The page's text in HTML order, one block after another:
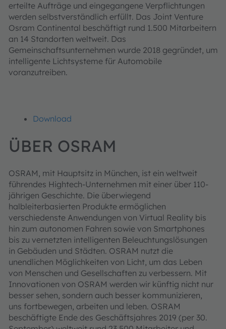
erteilte Aufträge und eingegangene Verpflichtungen
werden selbstverständlich erfüllt. Das Joint Venture
Osram Continental beschäftigt rund 1.500 Mitarbeitern
an 14 Standorten weltweit. Das
Gemeinschaftsunternehmen wurde 2018 gegründet, um
intelligente Lichtsysteme für Automobile
voranzutreiben.
Download
ÜBER OSRAM
OSRAM, mit Hauptsitz in München, ist ein weltweit
führendes Hightech-Unternehmen mit einer über 110-
jährigen Geschichte. Die überwiegend
halbleiterbasierten Produkte ermöglichen
verschiedenste Anwendungen von Virtual Reality bis
hin zum autonomen Fahren sowie von Smartphones
bis zu vernetzten intelligenten Beleuchtungslösungen
in Gebäuden und Städten. OSRAM nutzt die
unendlichen Möglichkeiten von Licht, um das Leben
von Menschen und Gesellschaften zu verbessern. Mit
Innovationen von OSRAM werden wir künftig nicht nur
besser sehen, sondern auch besser kommunizieren,
uns fortbewegen, arbeiten und leben. OSRAM
beschäftigte Ende des Geschäftsjahres 2019 (per 30.